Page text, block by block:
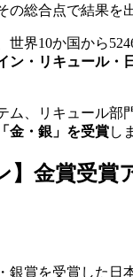
の総合点で結果を
世界10か国から
ン・リキュール・
ム、リキュール部
「金・銀」を受賞し
】金賞受賞
銀賞を受賞した日